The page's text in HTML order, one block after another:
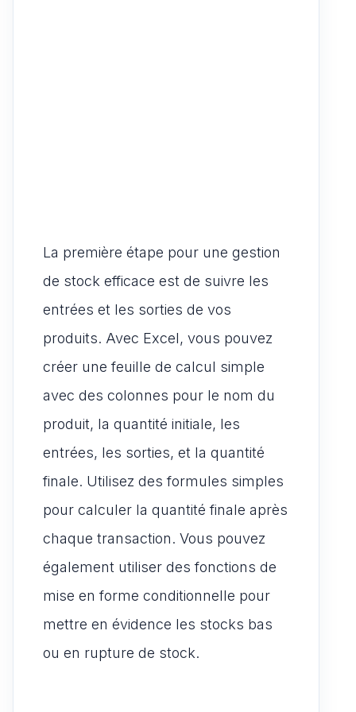
La première étape pour une gestion
de stock efficace est de suivre les
entrées et les sorties de vos
produits. Avec Excel, vous pouvez
créer une feuille de calcul simple
avec des colonnes pour le nom du
produit, la quantité initiale, les
entrées, les sorties, et la quantité
finale. Utilisez des formules simples
pour calculer la quantité finale après
chaque transaction. Vous pouvez
également utiliser des fonctions de
mise en forme conditionnelle pour
mettre en évidence les stocks bas
ou en rupture de stock.